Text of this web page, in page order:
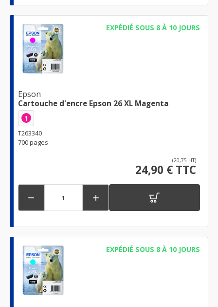
EXPÉDIÉ SOUS 8 À 10 JOURS
Epson
Cartouche d'encre Epson 26 XL Magenta
1
T263340
700 pages
(20,75 HT)
24,90 € TTC
 
EXPÉDIÉ SOUS 8 À 10 JOURS